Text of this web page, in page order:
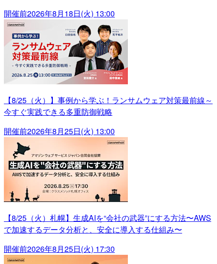
開催前2026年8月18日(火) 13:00
【8/25（火）】事例から学ぶ！ランサムウェア対策最前線～
今すぐ実践できる多重防御戦略
開催前2026年8月25日(火) 13:00
【8/25（火）札幌】生成AIを“会社の武器”にする方法〜AWS
で加速するデータ分析と、安全に導入する仕組み〜
開催前2026年8月25日(火) 17:30